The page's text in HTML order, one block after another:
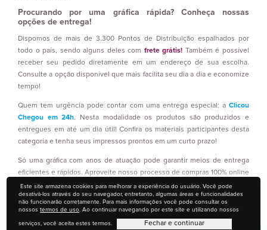
Procurando por uma gráfica rápida? Conheça nossas
opções de entrega!
Dispomos de mais de 3.300 Pontos de Distribuição espalhados por
todo o país, sendo alguns deles com frete grátis! Também é possível
receber seu pedido diretamente em um endereço de sua escolha.
Consulte a opção disponível que mais facilita seu dia a dia e economize
tempo!
Quem tem urgência pode contar com uma entrega especial: a Clicou
Chegou em 24h. Nesta modalidade os produtos são produzidos e
entregues em até um dia útil! Confira os materiais participantes desta
categoria e tenha seus impressos prontos em um curto prazo!
Só uma gráfica com anos de atuação pode garantir meios de entrega
eficientes e rápidos. Aproveite nosso processo de compras 100% online
e tenha maiscomodidade, rapidez e segurança!
Este site armazena cookies para melhorar a experiência do usuário. Você pode
desativá-los através do seu navegador, entretanto, algumas áreas e funcionalidades
não funcionarão corretamente. Para mais informações você pode consultar os
nossostermos de uso. Ao continuar navegando por este site e utilizando nossos
serviços, você aceita estes termos. Fechar e continuar